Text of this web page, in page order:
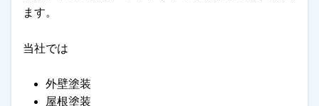
ます。
当社では
外壁塗装
屋根塗装